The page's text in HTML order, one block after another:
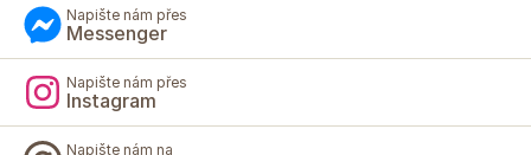
Napište nám přes
Messenger
Napište nám přes
Instagram
Napište nám na